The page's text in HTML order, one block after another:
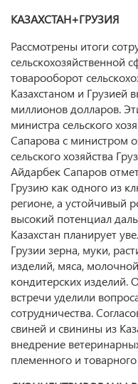
КАЗАХСТАН+ГРУЗИЯ
Рассмотрены итоги
сельскохозяйственной
товарооборот
Казахстаном и Грузией
миллионов долларов.
министра сельского
Сапарова с министром
сельского хозяйства
Айдарбек Сапаров
Грузию как одного из
регионе, а устойчивый
высокий потенциал
Казахстан планирует
Грузии зерна, муки,
изделий, мяса,
кондитерских изделий.
встречи уделили
сотрудничества.
свиней и свинины из
внедрение
племенного и товарного